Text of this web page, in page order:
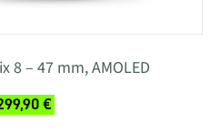
8 – 47 mm, AMOLED
€